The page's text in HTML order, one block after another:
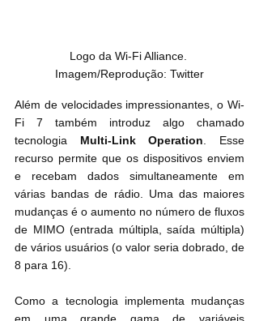
Logo da Wi-Fi Alliance.
Imagem/Reprodução: Twitter
Além de velocidades impressionantes, o Wi-
Fi 7 também introduz algo chamado
tecnologia Multi-Link Operation . Esse
recurso permite que os dispositivos enviem
e recebam dados simultaneamente em
várias bandas de rádio. Uma das maiores
mudanças é o aumento no número de fluxos
de MIMO (entrada múltipla, saída múltipla)
de vários usuários (o valor seria dobrado, de
8 para 16).
Como a tecnologia implementa mudanças
em uma grande gama de variáveis